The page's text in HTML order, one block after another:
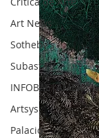
Art News
Sotheby's
Subasta
INFOBAE|AMERICA
Artsys
Palacio